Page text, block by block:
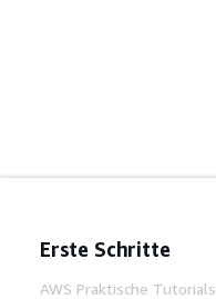
Erste Schritte
AWS Praktische Tutorials